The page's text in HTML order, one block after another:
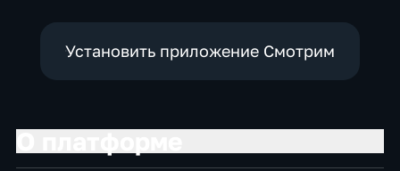
Установить приложение Смотрим